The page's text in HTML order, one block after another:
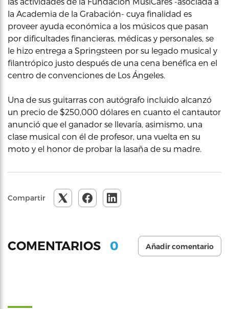
la Academia de la Grabación- cuya finalidad es
proveer ayuda económica a los músicos que pasan
por dificultades financieras, médicas y personales, se
le hizo entrega a Springsteen por su legado musical y
filantrópico justo después de una cena benéfica en el
centro de convenciones de Los Ángeles.
Una de sus guitarras con autógrafo incluido alcanzó
un precio de $250,000 dólares en cuanto el cantautor
anunció que el ganador se llevaría, asimismo, una
clase musical con él de profesor, una vuelta en su
moto y el honor de probar la lasaña de su madre.
Compartir
COMENTARIOS 0 Añadir comentario